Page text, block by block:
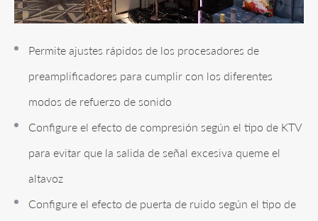
Permite ajustes rápidos de los procesadores de
preamplificadores para cumplir con los diferentes
modos de refuerzo de sonido
Configure el efecto de compresión según el tipo de KTV
para evitar que la salida de señal excesiva queme el
altavoz
Configure el efecto de puerta de ruido según el tipo de